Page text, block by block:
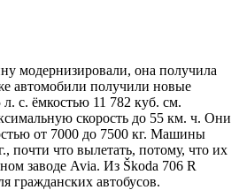
модернизировали, она получила
автомобили получили новые
с. ёмкостью 11 782 куб. см.
скорость до 55 км. ч. Они
от 7000 до 7500 кг. Машины
почти что вылетать, потому, что их
заводе Avia. Из Škoda 706 R
гражданских автобусов.